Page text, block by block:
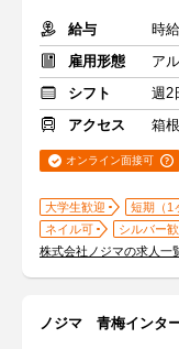
給与
時
雇用形態
ア
シフト
週2
アクセス
箱
オンライン面接可
大学生歓迎 短期（1
ネイル可
シルバー
株式会社ノジマの求人一
ノジマ 青梅インタ